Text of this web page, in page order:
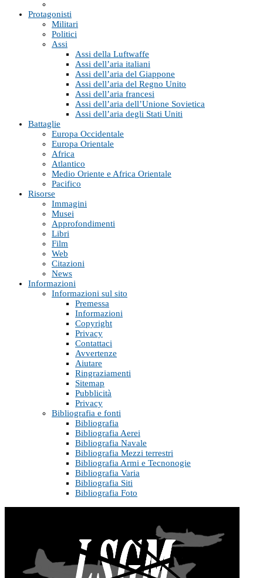
Protagonisti
Militari
Politici
Assi
Assi della Luftwaffe
Assi dell’aria italiani
Assi dell’aria del Giappone
Assi dell’aria del Regno Unito
Assi dell’aria francesi
Assi dell’aria dell’Unione Sovietica
Assi dell’aria degli Stati Uniti
Battaglie
Europa Occidentale
Europa Orientale
Africa
Atlantico
Medio Oriente e Africa Orientale
Pacifico
Risorse
Immagini
Musei
Approfondimenti
Libri
Film
Web
Citazioni
News
Informazioni
Informazioni sul sito
Premessa
Informazioni
Copyright
Privacy
Contattaci
Avvertenze
Aiutare
Ringraziamenti
Sitemap
Pubblicità
Privacy
Bibliografia e fonti
Bibliografia
Bibliografia Aerei
Bibliografia Navale
Bibliografia Mezzi terrestri
Bibliografia Armi e Tecnonogie
Bibliografia Varia
Bibliografia Siti
Bibliografia Foto